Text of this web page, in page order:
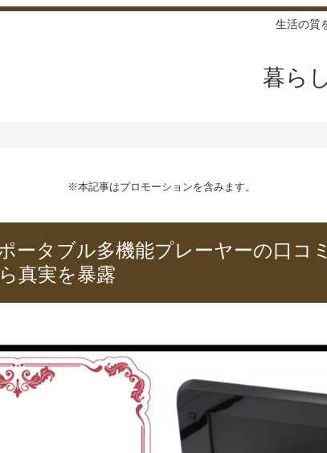
生活の質
暮ら
※本記事はプロモーションを含みます。
ータブル多機能プレーヤーの口コ
真実を暴露